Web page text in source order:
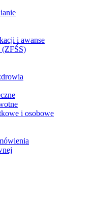
i awanse
(ZFŚS)
i osobowe